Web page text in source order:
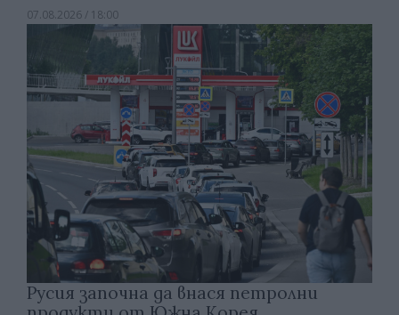
07.08.2026 / 18:00
Русия започна да внася петролни